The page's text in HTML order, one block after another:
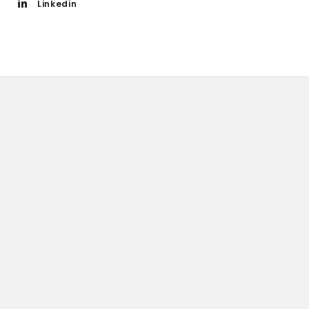
Linkedin